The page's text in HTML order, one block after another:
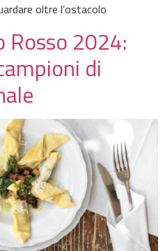
oltre l’ostacolo
Rosso 2024:
di